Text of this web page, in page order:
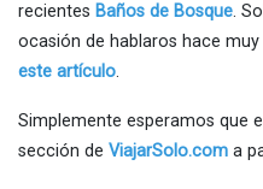
recientes Baños de Bosque.
ocasión de hablaros hace
este artículo.
Simplemente esperamos que
sección de ViajarSolo.com a